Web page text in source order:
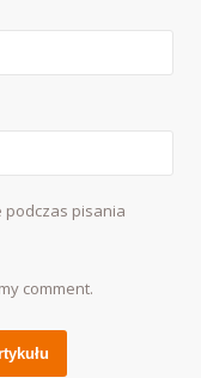
podczas pisania
comment.